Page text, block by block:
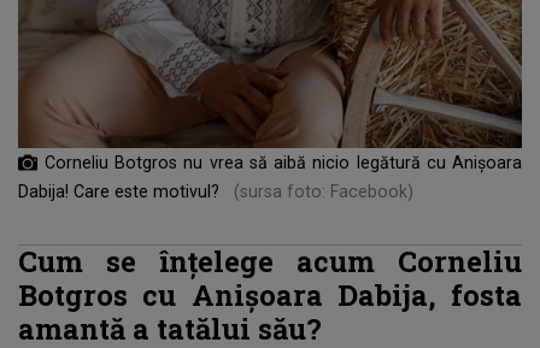
Corneliu Botgros nu vrea să aibă nicio legătură cu Anișoara
Dabija! Care este motivul?
(sursa foto: Facebook)
Cum se înțelege acum Corneliu
Botgros cu Anișoara Dabija, fosta
amantă a tatălui său?